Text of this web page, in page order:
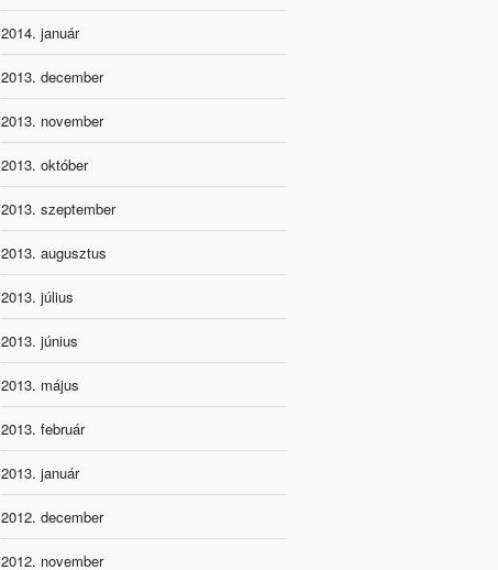
2014. január
2013. december
2013. november
2013. október
2013. szeptember
2013. augusztus
2013. július
2013. június
2013. május
2013. február
2013. január
2012. december
2012. november